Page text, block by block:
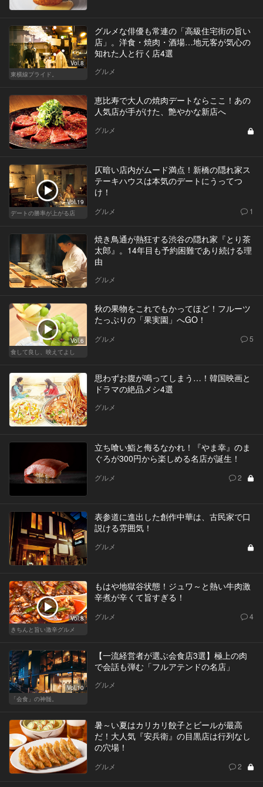
Vol.8
東横線プライド。
グルメな俳優も常連の「高級住宅街の旨い
店」。洋食・焼肉・酒場…地元客が気心の
知れた人と行く店4選
グルメ
恵比寿で大人の焼肉デートならここ！あの
人気店が手がけた、艶やかな新店へ
グルメ
Vol.19
デートの勝率が上がる店
仄暗い店内がムード満点！新橋の隠れ家ス
テーキハウスは本気のデートにうってつ
け！
グルメ 1
焼き鳥通が熱狂する渋谷の隠れ家『とり茶
太郎』。14年目も予約困難であり続ける理
由
グルメ
Vol.6
食して良し、映えてよし
秋の果物をこれでもかってほど！フルーツ
たっぷりの「果実園」へGO！
グルメ 5
思わずお腹が鳴ってしまう…！韓国映画と
ドラマの絶品メシ4選
グルメ
立ち喰い鮨と侮るなかれ！『やま幸』のま
ぐろが300円から楽しめる名店が誕生！
グルメ 2
表参道に進出した創作中華は、古民家で口
説ける雰囲気！
グルメ
Vol.8
きちんと旨い激辛グルメ
もはや地獄谷状態！ジュワ～と熱い牛肉激
辛煮が辛くて旨すぎる！
グルメ 4
Vol.10
「会食」の神髄。
【一流経営者が選ぶ会食店3選】極上の肉
で会話も弾む「フルアテンドの名店」
グルメ
暑～い夏はカリカリ餃子とビールが最高
だ！大人気『安兵衛』の目黒店は行列なし
の穴場！
グルメ 2